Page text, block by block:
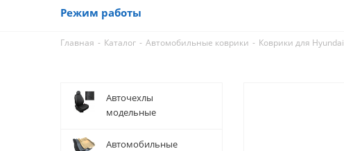
Режим работы
Главная - Каталог - Автомобильные коврики - Коврики для Hyundai
Авточехлы
модельные
Автомобильные